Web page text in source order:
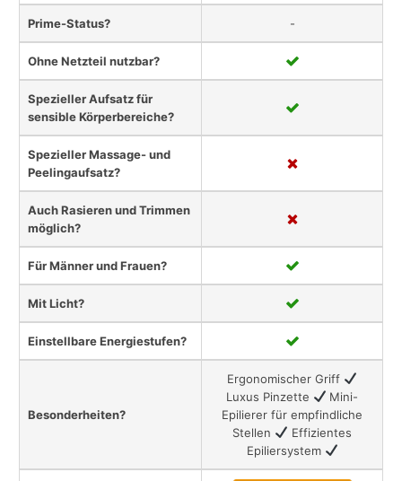
Prime-Status? -
Ohne Netzteil nutzbar?
Spezieller Aufsatz für
sensible Körperbereiche?
Spezieller Massage- und
Peelingaufsatz?
Auch Rasieren und Trimmen
möglich?
Für Männer und Frauen?
Mit Licht?
Einstellbare Energiestufen?
Besonderheiten?
Ergonomischer Griff
Luxus Pinzette
Mini-
Epilierer für empfindliche
Stellen
Effizientes
Epiliersystem